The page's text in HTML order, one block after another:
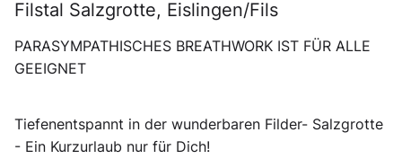
Filstal Salzgrotte, Eislingen/Fils
PARASYMPATHISCHES BREATHWORK IST FÜR ALLE
GEEIGNET
Tiefenentspannt in der wunderbaren Filder- Salzgrotte
- Ein Kurzurlaub nur für Dich!